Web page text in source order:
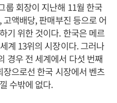
룹 회장이 지난해 11월 한국
액배당, 판매부진 등으로 어
기 위한 것이다. 한국은 메르
계 13위의 시장이다. 그러나
경우 전 세계에서 다섯 번째
으로선 한국 시장에서 벤츠
수밖에 없다.